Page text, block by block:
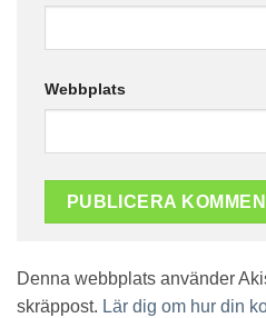
Webbplats
Denna webbplats använder
skräppost. Lär dig om hur din